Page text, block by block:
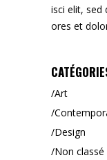
isci elit, sed
ores et
Art
Design
Non classé